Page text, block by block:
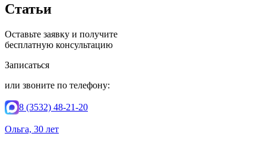
Статьи
Оставьте заявку и получите
бесплатную консультацию
Записаться
или звоните по телефону:
8 (3532) 48-21-20
Ольга, 30 лет